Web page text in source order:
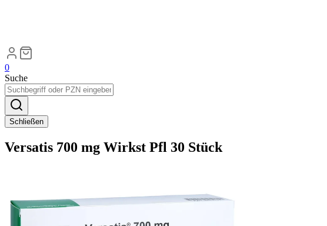
0
Suche
Schließen
Versatis 700 mg Wirkst Pfl 30 Stück